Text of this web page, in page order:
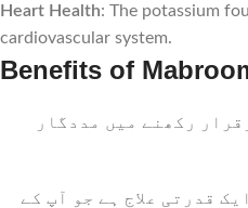
Heart Health: The potassium
cardiovascular system.
اور وٹامن بی6۔ یہ صحت مند طرز زندگی کو برقرار رکھنے میں مددگار
قدرتی علاج ہے جو آپ کے